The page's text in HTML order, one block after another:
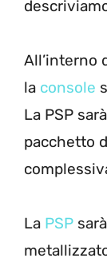
All’interno
la console
La PSP
pacchetto
La PSP